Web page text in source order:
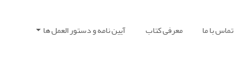
تماس با ما معرفی کتاب آیین نامه و دستور العمل ها